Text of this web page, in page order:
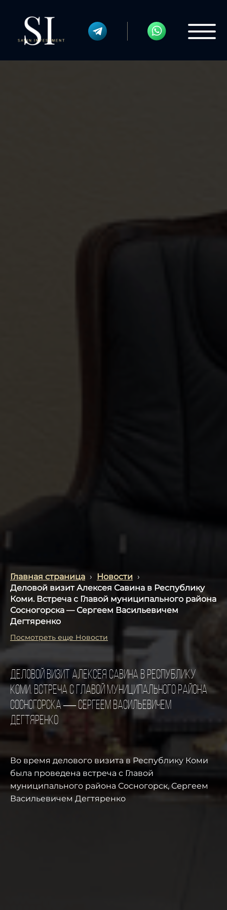
Главная страница › Новости ›
Деловой визит Алексея Савина в Республику
Коми. Встреча с Главой муниципального района
Сосногорска — Сергеем Васильевичем
Дегтяренко
Посмотреть еще Новости
Деловой визит Алексея Савина в Республику
Коми. Встреча с Главой муниципального района
Сосногорска — Сергеем Васильевичем
Дегтяренко
Во время делового визита в Республику Коми
была проведена встреча с Главой
муниципального района Сосногорск, Сергеем
Васильевичем Дегтяренко